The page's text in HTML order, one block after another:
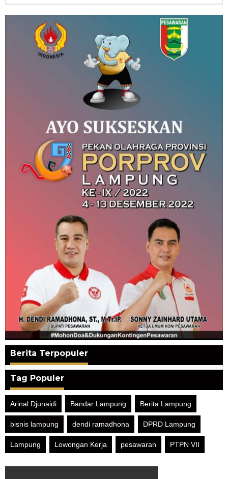
Berita Terpopuler
Tag Populer
Arinal Djunaidi Bandar Lampung Berita Lampung
bisnis lampung dendi ramadhona DPRD Lampung
Lampung Lowongan Kerja pesawaran PTPN VII